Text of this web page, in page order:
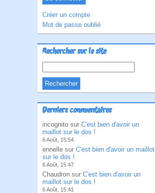
Créer un compte
Mot de passe oublié
Rechercher sur le site
Derniers commentaires
incognito sur C'est bien d'avoir un
maillot sur le dos !
6 Août, 15:54
ennelle sur C'est bien d'avoir un maillot
sur le dos !
6 Août, 15:47
Chaudron sur C'est bien d'avoir un
maillot sur le dos !
6 Août, 15:41